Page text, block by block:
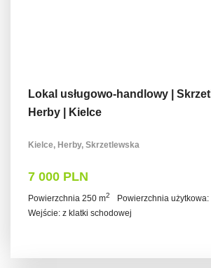
Lokal usługowo-handlowy |
Herby | Kielce
Kielce, Herby, Skrzetlewska
7 000 PLN
Powierzchnia 250 m2 Powierzchnia użytkowa:
Wejście: z klatki schodowej